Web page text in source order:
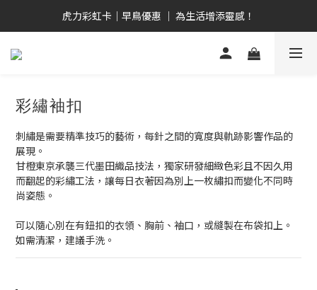
畢業禮心意選  全品項9折！ 全館2,000免運優惠！
虎力彩虹卡｜早鳥優惠 ｜ 為生活增添靈感！
日安白河 ｜ 台日共創 ｜ 晨曦系人氣單品！
彩繡袖扣
刺繡是需要精準技巧的藝術，每針之間的寬度與軌跡影響作品的
展現。
甘橙東京承襲三代墨田織品技法，獨家研發細緻色彩且不因久用
而翻起的彩繡工法，讓每日衣著因為別上一枚繡扣而變化不同時
尚姿態。
可以隨心別在有鈕扣的衣領、胸前、袖口，或縫製在布袋扣上。
如需清潔，建議手洗。